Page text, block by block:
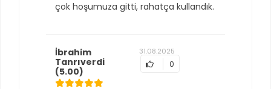
çok hoşumuza gitti, rahatça kullandık.
İbrahim
Tanrıverdi
(5.00)
31.08.2025
0